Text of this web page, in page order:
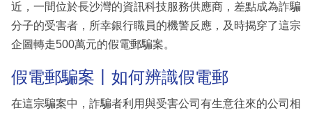
近，一間位於長沙灣的資訊科技服務供應商，差點成為詐騙
分子的受害者，所幸銀行職員的機警反應，及時揭穿了這宗
企圖轉走500萬元的假電郵騙案。
假電郵騙案丨如何辨識假電郵
在這宗騙案中，詐騙者利用與受害公司有生意往來的公司相